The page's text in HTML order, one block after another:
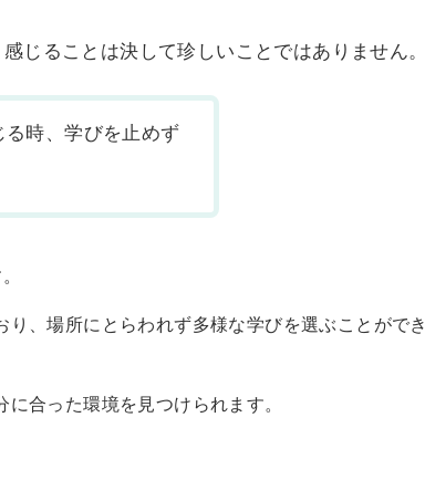
じることは決して珍しいことではありません。
時、学びを止めず
、場所にとらわれず多様な学びを選ぶことができ
合った環境を見つけられます。